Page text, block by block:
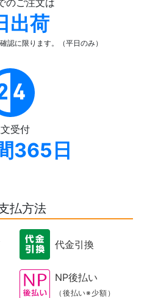
のご注文は
出荷
認に限ります。（平日のみ）
受付
365日
払方法
代金引換
NP後払い
（後払い※少額）